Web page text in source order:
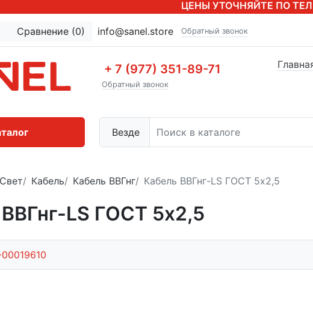
ЦЕНЫ УТОЧНЯЙТЕ ПО
Сравнение (0) info@sanel.store Обратный звонок
+ 7 (977) 351-89-71
Обратный звонок
Везде
Кабель Кабель ВВГнг Кабель ВВГнг-LS ГОСТ 5x2,5
LS ГОСТ 5x2,5